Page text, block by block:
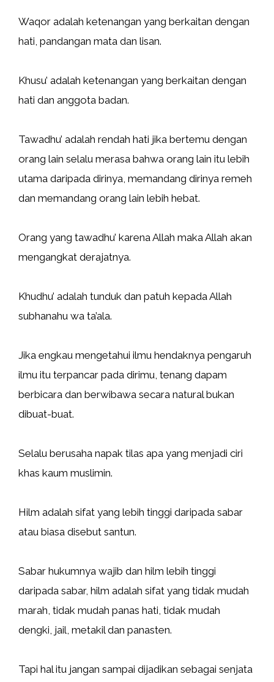
Waqor adalah ketenangan yang berkaitan dengan
hati, pandangan mata dan lisan.
Khusu’ adalah ketenangan yang berkaitan dengan
hati dan anggota badan.
Tawadhu’ adalah rendah hati jika bertemu dengan
orang lain selalu merasa bahwa orang lain itu lebih
utama daripada dirinya, memandang dirinya remeh
dan memandang orang lain lebih hebat.
Orang yang tawadhu’ karena Allah maka Allah akan
mengangkat derajatnya.
Khudhu’ adalah tunduk dan patuh kepada Allah
subhanahu wa ta’ala.
Jika engkau mengetahui ilmu hendaknya pengaruh
ilmu itu terpancar pada dirimu, tenang dapam
berbicara dan berwibawa secara natural bukan
dibuat-buat.
Selalu berusaha napak tilas apa yang menjadi ciri
khas kaum muslimin.
Hilm adalah sifat yang lebih tinggi daripada sabar
atau biasa disebut santun.
Sabar hukumnya wajib dan hilm lebih tinggi
daripada sabar, hilm adalah sifat yang tidak mudah
marah, tidak mudah panas hati, tidak mudah
dengki, jail, metakil dan panasten.
Tapi hal itu jangan sampai dijadikan sebagai senjata